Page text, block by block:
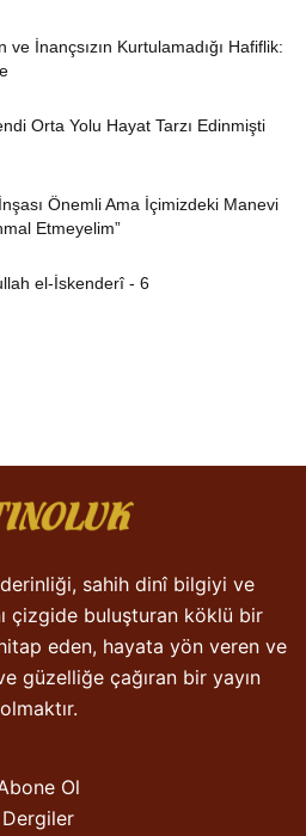
ve İnançsızın Kurtulamadığı Hafiflik:
Orta Yolu Hayat Tarzı Edinmişti
Önemli Ama İçimizdeki Manevi
Etmeyelim”
el-İskenderî - 6
sahih dinî bilgiyi ve
çizgide buluşturan köklü bir
eden, hayata yön veren ve
güzelliğe çağıran bir yayın
olmaktır.
Ol
Dergiler